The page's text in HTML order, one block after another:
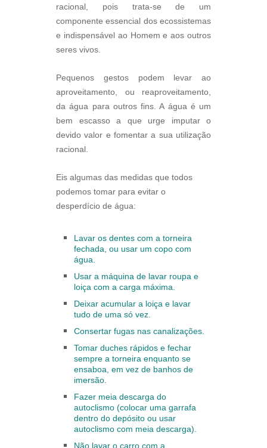
racional, pois trata-se de um
componente essencial dos ecossistemas
e indispensável ao Homem e aos outros
seres vivos.
Pequenos gestos podem levar ao
aproveitamento, ou reaproveitamento,
da água para outros fins. A água é um
bem escasso a que urge imputar o
devido valor e fomentar a sua utilização
racional.
Eis algumas das medidas que todos
podemos tomar para evitar o
desperdício de água:
Lavar os dentes com a torneira
fechada, ou usar um copo com
água.
Usar a máquina de lavar roupa e
loiça com a carga máxima.
Deixar acumular a loiça e lavar
tudo de uma só vez.
Consertar fugas nas canalizações.
Tomar duches rápidos e fechar
sempre a torneira enquanto se
ensaboa, em vez de banhos de
imersão.
Fazer meia descarga do
autoclismo (colocar uma garrafa
dentro do depósito ou usar
autoclismo com meia descarga).
Não lavar o carro com a